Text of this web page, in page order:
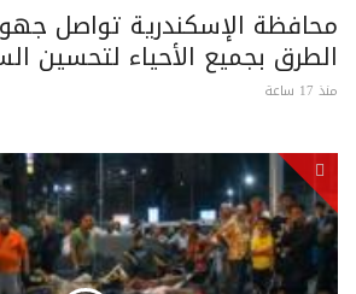
محافظة الإسكندرية تواصل
الطرق بجميع الأحياء لتحسين
منذ 17 ساعة